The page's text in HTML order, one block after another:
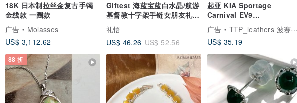
18K 日本制拉丝金复古手镯
金线款 一圈款
广告
Molasses
US$ 3,112.62
Giftest 海蓝宝蓝白水晶/航游
基督教十字架手链女朋友礼物
品B10
礼悟
US$ 46.26 US$ 52.56
起亚 KIA Sportage
Carnival EV9
Sportswagon 钥匙套 钥匙
包广告
TTP_leathers 波赛顿手工皮件
US$ 35.19
88 折